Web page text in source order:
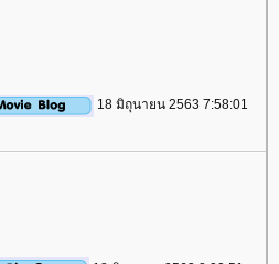
18 มิถุนายน 2563 7:58:01